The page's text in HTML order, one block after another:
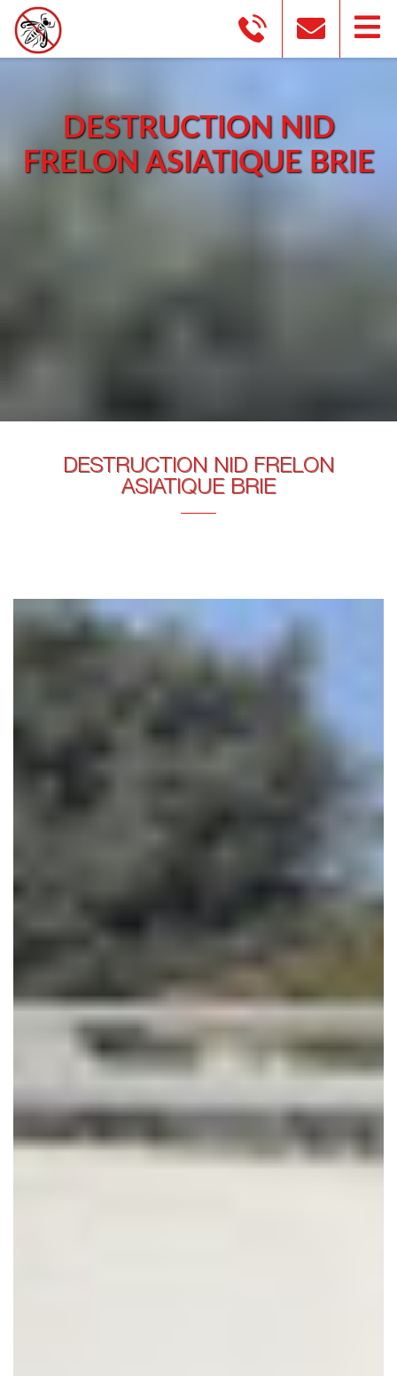
DESTRUCTION NID
FRELON ASIATIQUE BRIE
DESTRUCTION NID FRELON
ASIATIQUE BRIE